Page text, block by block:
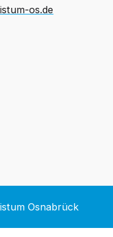
os.de
Osnabrück